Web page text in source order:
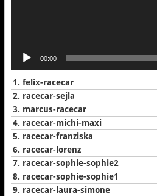
00:00
1.felix-racecar
2. racecar-sejla
3. marcus-racecar
4. racecar-michi-maxi
5. racecar-franziska
6. racecar-lorenz
7. racecar-sophie-sophie2
8. racecar-sophie-sophie1
9. racecar-laura-simone